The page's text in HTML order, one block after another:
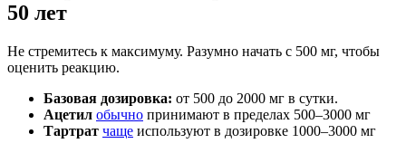
50 лет
Не стремитесь к максимуму. Разумно начать с 500 мг, чтобы
оценить реакцию.
Базовая дозировка: от 500 до 2000 мг в сутки.
Ацетил обычно принимают в пределах 500–3000 мг
Тартрат чаще используют в дозировке 1000–3000 мг